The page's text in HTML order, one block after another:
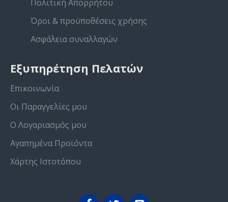
Πολιτική Απορρήτου
Όροι & προϋποθέσεις χρήσης
Ασφάλεια συναλλαγών
Εξυπηρέτηση Πελατών
Επικοινωνία
Οι Παραγγελίες μου
Ο Λογαριασμός μου
Αγαπημένα Προϊόντα
Χάρτης Ιστοτόπου